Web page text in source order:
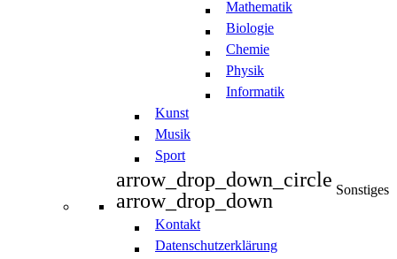
Mathematik
Biologie
Chemie
Physik
Informatik
Kunst
Musik
Sport
arrow_drop_down_circle
arrow_drop_down
Sonstiges
Kontakt
Datenschutzerklärung